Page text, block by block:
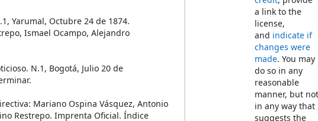
Yarumal, Octubre 24 de 1874.
Ismael Ocampo, Alejandro
N.1, Bogotá, Julio 20 de
Mariano Ospina Vásquez, Antonio
Restrepo. Imprenta Oficial. Índice
a link to the
license,
and indicate if
changes were
made. You may
do so in any
reasonable
manner, but not
in any way that
suggests the